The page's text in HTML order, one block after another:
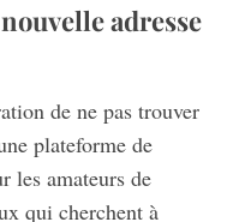
adresse
de ne pas trouver
plateforme de
les amateurs de
qui cherchent à